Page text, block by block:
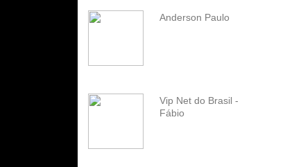
Anderson Paulo
Vip Net do Brasil -
Fábio